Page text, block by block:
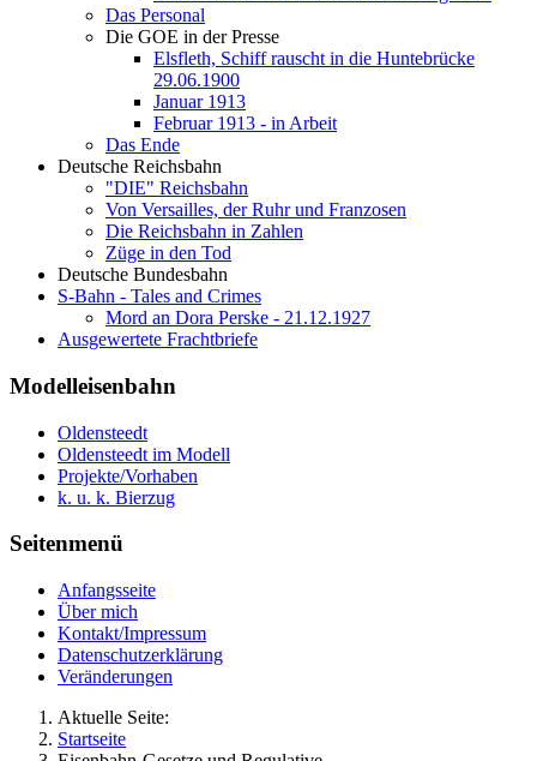
Das Personal
Die GOE in der Presse
Elsfleth, Schiff rauscht in die Huntebrücke
29.06.1900
Januar 1913
Februar 1913 - in Arbeit
Das Ende
Deutsche Reichsbahn
"DIE" Reichsbahn
Von Versailles, der Ruhr und Franzosen
Die Reichsbahn in Zahlen
Züge in den Tod
Deutsche Bundesbahn
S-Bahn - Tales and Crimes
Mord an Dora Perske - 21.12.1927
Ausgewertete Frachtbriefe
Modelleisenbahn
Oldensteedt
Oldensteedt im Modell
Projekte/Vorhaben
k. u. k. Bierzug
Seitenmenü
Anfangsseite
Über mich
Kontakt/Impressum
Datenschutzerklärung
Veränderungen
Aktuelle Seite:
Startseite